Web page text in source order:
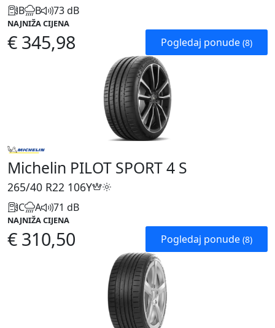
B B 73 dB
NAJNIŽA CIJENA
€ 345,98 Pogledaj ponude (8)
Michelin PILOT SPORT 4 S
265/40 R22 106Y
C A 71 dB
NAJNIŽA CIJENA
€ 310,50 Pogledaj ponude (8)